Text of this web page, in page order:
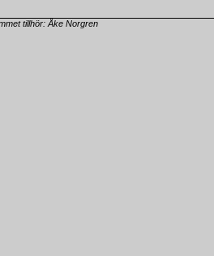
tillhör: Åke Norgren